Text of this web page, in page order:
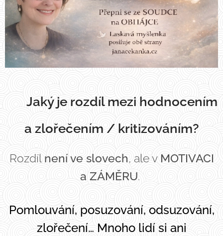
Jaký je rozdíl mezi hodnocením
a zlořečením / kritizováním?
Rozdíl není ve slovech, ale v MOTIVACI
a ZÁMĚRU.
Pomlouvání, posuzování, odsuzování,
zlořečení… Mnoho lidí si ani